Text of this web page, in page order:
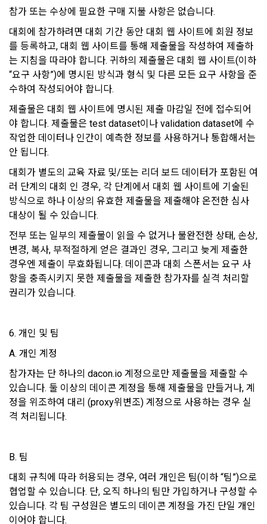
“회원”에게 통지함으로써 이용계약이 성립된다.
5. “회원”은 이용계약 성립 후, 당사의 동의 없이 임의로 회원 ID
를 변경할 수 없다.
6. 약관 및 실정법 위반 시 “회원”의 서비스 이용 제약이 생길 수
있다.
제 6 조 (개인정보)
1. “개인회원” 및 “인재회원”의 개인정보보호에 관해서는 관련법
령 및 본 약관에서 정한 바에 의한다.
원” 및 “인재회원”이 “서비스”를 이용하며 제공·생산한 정보를
수집할 수 있다.
3. “개인회원” 및 “인재회원”은 언제든지 원하는 경우에 서비스
에 제공한 개인정보의 수집과 이용에 대한 동의를 철회할 수 있
다. 다만 그 경우에는 일정 부분 서비스의 이용이 제한될 수 있
다.
제 7 조 (서비스의 내용과 이용)
1. "회사"는 제2조 제2항에서 정한 서비스를 제공하며 그 예시
가. 대회
나. 교육
라. 커리어 개발과 대회와 관련된 교육 제반 서비스
마. 기타 "회사"가 추가 개발하거나 제휴계약 등을 통해 "회원"에
게 제공하는 일체의 서비스
지해야 한다.
3. 서비스의 이용은 “회사”의 업무상 또는 기술상 특별한 지장이
없는 한 연중무휴, 1년 24시간 서비스하는 것을 원칙으로 한다.
단, 시스템 정기점검 등의 필요로 인하여 “회사”가 정한 날 또는
시간과 불가항력의 사유가 발생한 때에는 예외로 한다.
에 대해 동의를 하고 직접 정보를 입력하는 경우, 해당 개인정보
를 수집
2) 데이콘 인재풀 등록, 기업 요금 정산, 이벤트 응모, 고객센터
문의 등의 방법으로 수집
3) 운영자를 통한 문의 과정에서 웹페이지, 메일, 팩스, 전화 등
을 통해 이용자의 개인정보가 수집
을 통해 개인정보가 수집
5) 데이콘과 제휴한 외부 기업이나 단체로부터 개인정보를 제공
에서 이용자에게 개인정보 제공 동의 등을 받은 후에 데이콘에
제공합니다.
6) 기기정보와 같은 생성정보는 PC웹, 모바일 웹/앱 이용 과정
4. 수집한 개인정보의 이용
데이콘 및 데이콘 관련 제반 서비스(모바일 웹/앱 포함)의 회원
관리, 서비스 개발·제공 및 향상, 안전한 인터넷 이용환경 구축
등 아래의 목적으로만 개인정보를 이용합니다.
회원 가입 의사의 확인, 이용자 및 법정대리인의 본인 확인, 이용
콘텐츠 등 기존 서비스 제공(광고 포함)에 더하여, 인구통계학적
분석, 서비스 방문 및 이용기록의 분석, 개인정보 및 관심에 기반
한 이용자간 관계의 형성, 지인 및 관심사 등에 기반한 맞춤형 서
비스 제공 등 신규 서비스 요소의 발굴 및 기존 서비스 개선 등
참가 또는 수상에 필요한 구매 지불 사항은 없습니다.
대회에 참가하려면 대회 기간 동안 대회 웹 사이트에 회원 정보
를 등록하고, 대회 웹 사이트를 통해 제출물을 작성하여 제출하
는 지침을 따라야 합니다. 귀하의 제출물은 대회 웹 사이트(이하
“요구 사항”)에 명시된 방식과 형식 및 다른 모든 요구 사항을 준
수하여 작성되어야 합니다.
제출물은 대회 웹 사이트에 명시된 제출 마감일 전에 접수되어
야 합니다. 제출물은 test dataset이나 validation dataset에 수
작업한 데이터나 인간이 예측한 정보를 사용하거나 통합해서는
안 됩니다.
대회가 별도의 교육 자료 및/또는 리더 보드 데이터가 포함된 여
러 단계의 대회 인 경우, 각 단계에서 대회 웹 사이트에 기술된
방식으로 하나 이상의 유효한 제출물을 제출해야 온전한 심사
대상이 될 수 있습니다.
전부 또는 일부의 제출물이 읽을 수 없거나 불완전한 상태, 손상,
변경, 복사, 부적절하게 얻은 결과인 경우, 그리고 늦게 제출한
경우엔 제출이 무효화됩니다. 데이콘과 대회 스폰서는 요구 사
항을 충족시키지 못한 제출물을 제출한 참가자를 실격 처리할
권리가 있습니다.
6. 개인 및 팀
A. 개인 계정
참가자는 단 하나의 dacon.io 계정으로만 제출물을 제출할 수
있습니다. 둘 이상의 데이콘 계정을 통해 제출물을 만들거나, 계
정을 위조하여 대리 (proxy위변조) 계정으로 사용하는 경우 실
격 처리됩니다.
B. 팀
대회 규칙에 따라 허용되는 경우, 여러 개인은 팀(이하 “팀”)으로
협업할 수 있습니다. 단, 오직 하나의 팀만 가입하거나 구성할 수
있습니다. 각 팀 구성원은 별도의 데이콘 계정을 가진 단일 개인
이어야 합니다.